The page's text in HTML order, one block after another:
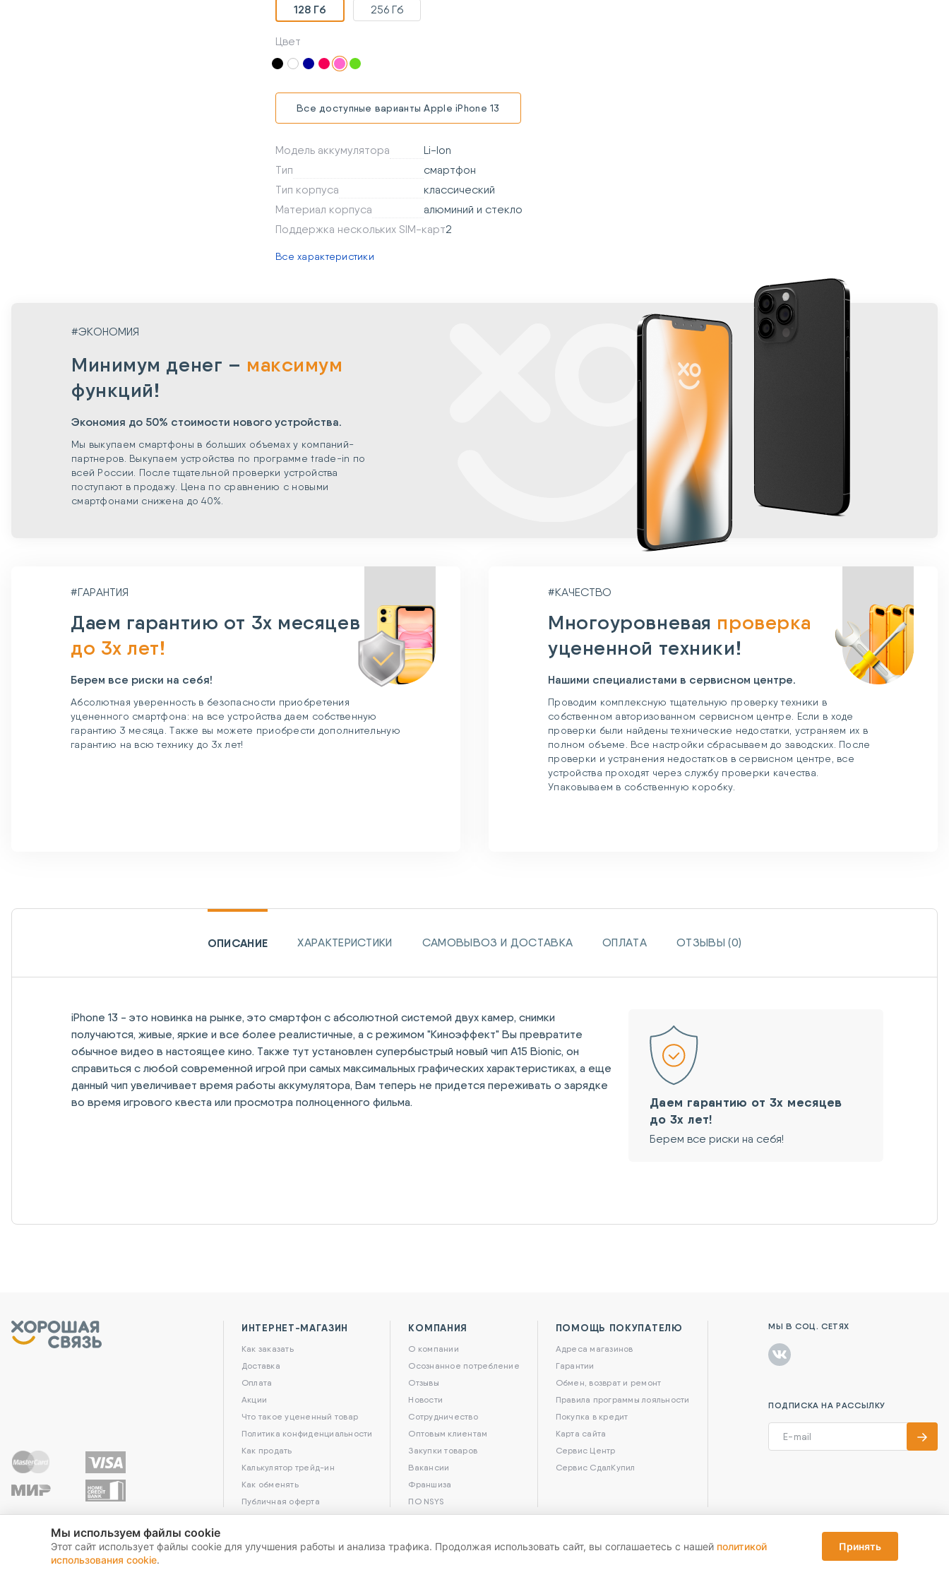
128 Гб
256 Гб
Цвет
Все доступные варианты Apple iPhone 13
Модель аккумулятора
Li-Ion
Тип
смартфон
Тип корпуса
классический
Материал корпуса
алюминий и стекло
Поддержка нескольких SIM-карт2
Все характеристики
#ЭКОНОМИЯ
Минимум денег – максимум
функций!
Экономия до 50% стоимости нового устройства.
Мы выкупаем смартфоны в больших объемах у компаний-
партнеров. Выкупаем устройства по программе trade-in по
всей России. После тщательной проверки устройства
поступают в продажу. Цена по сравнению с новыми
смартфонами снижена до 40%.
#ГАРАНТИЯ
Даем гарантию от 3х месяцев
до 3х лет!
Берем все риски на себя!
Абсолютная уверенность в безопасности приобретения
уцененного смартфона: на все устройства даем собственную
гарантию 3 месяца. Также вы можете приобрести дополнительную
гарантию на всю технику до 3х лет!
#КАЧЕСТВО
Многоуровневая проверка
уцененной техники!
Нашими специалистами в сервисном центре.
Проводим комплексную тщательную проверку техники в
собственном авторизованном сервисном центре. Если в ходе
проверки были найдены технические недостатки, устраняем их в
полном объеме. Все настройки сбрасываем до заводских. После
проверки и устранения недостатков в сервисном центре, все
устройства проходят через службу проверки качества.
Упаковываем в собственную коробку.
ОПИСАНИЕ ХАРАКТЕРИСТИКИ САМОВЫВОЗ И ДОСТАВКА ОПЛАТА ОТЗЫВЫ (0)
iPhone 13 - это новинка на рынке, это смартфон с абсолютной системой двух камер, снимки
получаются, живые, яркие и все более реалистичные, а с режимом "Киноэффект" Вы превратите
обычное видео в настоящее кино. Также тут установлен супербыстрый новый чип A15 Bionic, он
справиться с любой современной игрой при самых максимальных графических характеристиках, а еще
данный чип увеличивает время работы аккумулятора, Вам теперь не придется переживать о зарядке
во время игрового квеста или просмотра полноценного фильма.
Даем гарантию от 3х месяцев
до 3х лет!
Берем все риски на себя!
ИНТЕРНЕТ-МАГАЗИН
Как заказать
Доставка
Оплата
Акции
Что такое уцененный товар
Политика конфиденциальности
Как продать
Калькулятор трейд-ин
Как обменять
Публичная оферта
КОМПАНИЯ
О компании
Осознанное потребление
Отзывы
Новости
Сотрудничество
Оптовым клиентам
Закупки товаров
Вакансии
Франшиза
ПО NSYS
ПОМОЩЬ ПОКУПАТЕЛЮ
Адреса магазинов
Гарантии
Обмен, возврат и ремонт
Правила программы лояльности
Покупка в кредит
Карта сайта
Сервис Центр
Сервис СдалКупил
МЫ В СОЦ. СЕТЯХ
ПОДПИСКА НА РАССЫЛКУ
2026 Хорошая связь. All Rights Reserved. Reka Digital Agency
Мы используем файлы cookie
Этот сайт использует файлы cookie для улучшения работы и анализа трафика. Продолжая использовать сайт, вы соглашаетесь с нашей политикой
использования cookie.
Принять